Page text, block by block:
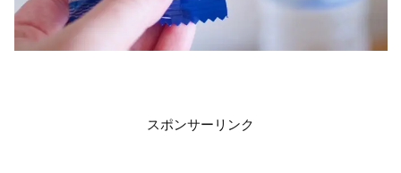
スポンサーリンク